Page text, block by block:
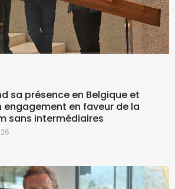
sa présence en Belgique et
engagement en faveur de la
sans intermédiaires